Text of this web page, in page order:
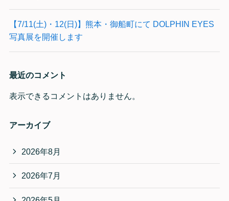
【7/11(土)・12(日)】熊本・御船町にて DOLPHIN EYES
写真展を開催します
最近のコメント
表示できるコメントはありません。
アーカイブ
2026年8月
2026年7月